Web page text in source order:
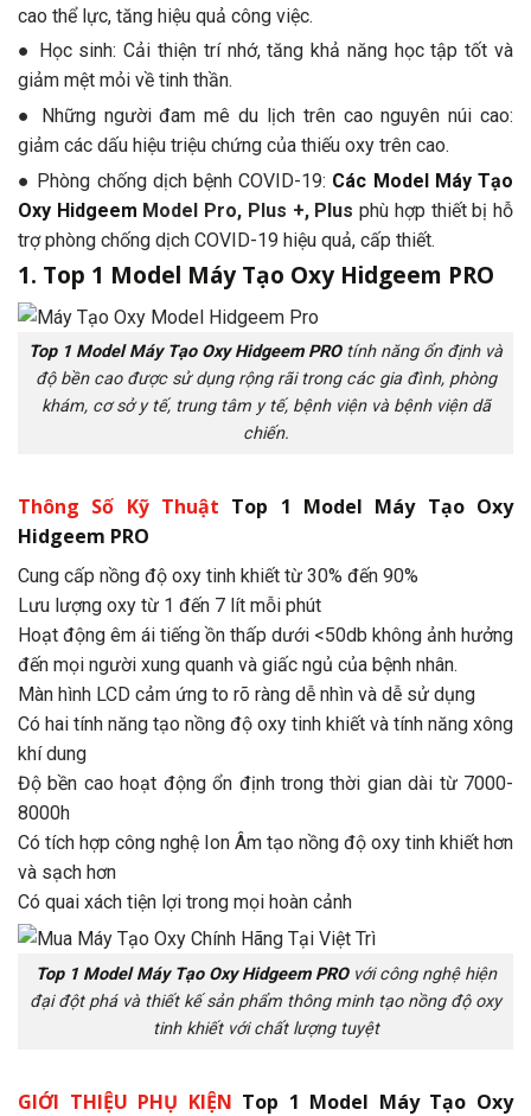
cao thể lực, tăng hiệu quả công việc.
● Học sinh: Cải thiện trí nhớ, tăng khả năng học tập tốt và
giảm mệt mỏi về tinh thần.
● Những người đam mê du lịch trên cao nguyên núi cao:
giảm các dấu hiệu triệu chứng của thiếu oxy trên cao.
● Phòng chống dịch bệnh COVID-19: Các Model Máy Tạo
Oxy Hidgeem Model Pro, Plus +, Plusphù hợp thiết bị hỗ
trợ phòng chống dịch COVID-19 hiệu quả, cấp thiết.
1. Top 1 Model Máy Tạo Oxy Hidgeem PRO
Top 1 Model Máy Tạo Oxy Hidgeem PROtính năng ổn định và
độ bền cao được sử dụng rộng rãi trong các gia đình, phòng
khám, cơ sở y tế, trung tâm y tế, bệnh viện và bệnh viện dã
chiến.
Thông Số Kỹ Thuật Top 1 Model Máy Tạo Oxy
Hidgeem PRO
Cung cấp nồng độ oxy tinh khiết từ 30% đến 90%
Lưu lượng oxy từ 1 đến 7 lít mỗi phút
Hoạt động êm ái tiếng ồn thấp dưới <50db không ảnh hưởng
đến mọi người xung quanh và giấc ngủ của bệnh nhân.
Màn hình LCD cảm ứng to rõ ràng dễ nhìn và dễ sử dụng
Có hai tính năng tạo nồng độ oxy tinh khiết và tính năng xông
khí dung
Độ bền cao hoạt động ổn định trong thời gian dài từ 7000-
8000h
Có tích hợp công nghệ Ion Âm tạo nồng độ oxy tinh khiết hơn
và sạch hơn
Có quai xách tiện lợi trong mọi hoàn cảnh
Top 1 Model Máy Tạo Oxy Hidgeem PRO với công nghệ hiện
đại đột phá và thiết kế sản phẩm thông minh tạo nồng độ oxy
tinh khiết với chất lượng tuyệt
GIỚI THIỆU PHỤ KIỆN Top 1 Model Máy Tạo Oxy